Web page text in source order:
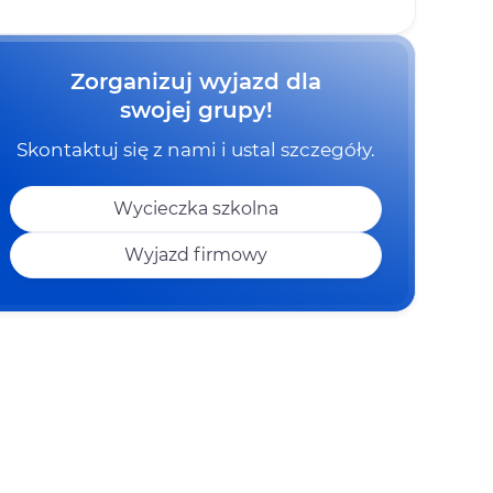
Zorganizuj wyjazd dla
swojej grupy!
Skontaktuj się z nami i ustal szczegóły.
Wycieczka szkolna
Wyjazd firmowy